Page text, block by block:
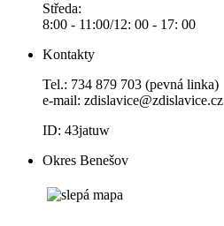
Středa:
8:00 - 11:00/12: 00 - 17: 00
Kontakty
Tel.: 734 879 703 (pevná linka)
e-mail: zdislavice@zdislavice.cz
ID: 43jatuw
Okres Benešov